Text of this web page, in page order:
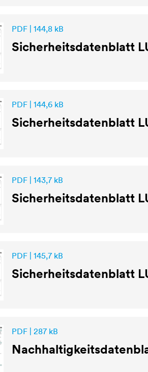
PDF | 144,8 kB
Sicherheitsdatenblatt
PDF | 144,6 kB
Sicherheitsdatenblatt
PDF | 143,7 kB
Sicherheitsdatenblatt
PDF | 145,7 kB
Sicherheitsdatenblatt
PDF | 287 kB